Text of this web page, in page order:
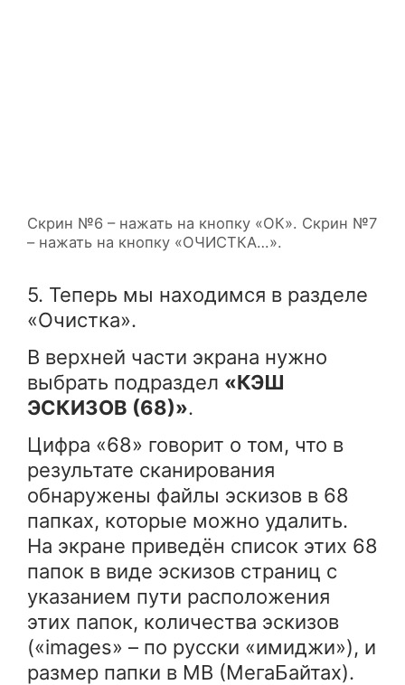
Скрин №6 – нажать на кнопку «ОК». Скрин №7
– нажать на кнопку «ОЧИСТКА…».
5. Теперь мы находимся в разделе
«Очистка».
В верхней части экрана нужно
выбрать подраздел «КЭШ
ЭСКИЗОВ (68)».
Цифра «68» говорит о том, что в
результате сканирования
обнаружены файлы эскизов в 68
папках, которые можно удалить.
На экране приведён список этих 68
папок в виде эскизов страниц с
указанием пути расположения
этих папок, количества эскизов
(«images» – по русски «имиджи»), и
размер папки в MB (МегаБайтах).